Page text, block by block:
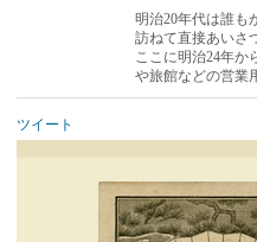
明治20年代は誰も
訪ねて直接あいさ
ここに明治24年か
や旅館などの営業
ツイート